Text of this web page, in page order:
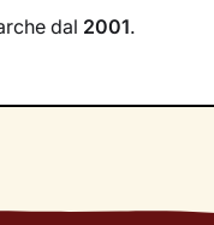
erano rimaste in
esprimerti con modalità
dal 2001.